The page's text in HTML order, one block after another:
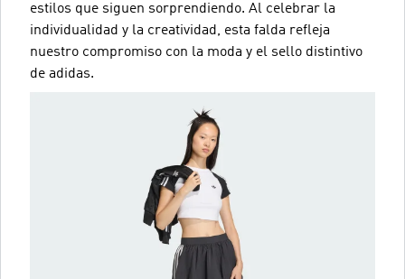
estilos que siguen sorprendiendo. Al celebrar la
individualidad y la creatividad, esta falda refleja
nuestro compromiso con la moda y el sello distintivo
de adidas.